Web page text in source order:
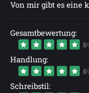
Von mir gibt es eine
Gesamtbewertung:
5/
Handlung:
5/
Schreibstil: